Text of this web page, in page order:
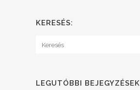
KERESÉS:
LEGUTÓBBI BEJEGYZÉSEK